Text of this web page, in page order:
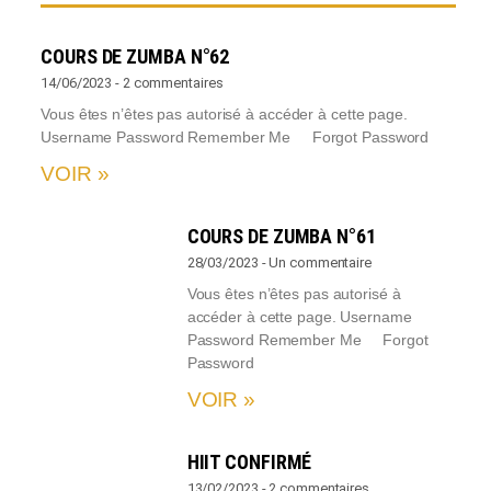
COURS DE ZUMBA N°62
14/06/2023 2 commentaires
Vous êtes n’êtes pas autorisé à accéder à cette page.
Username Password Remember Me Forgot Password
VOIR »
COURS DE ZUMBA N°61
28/03/2023 Un commentaire
Vous êtes n’êtes pas autorisé à
accéder à cette page. Username
Password Remember Me Forgot
Password
VOIR »
HIIT CONFIRMÉ